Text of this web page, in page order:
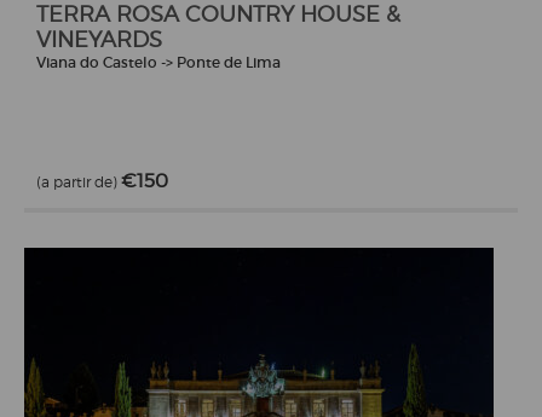
TERRA ROSA COUNTRY HOUSE &
VINEYARDS
Viana do Castelo -> Ponte de Lima
(a partir de) €150